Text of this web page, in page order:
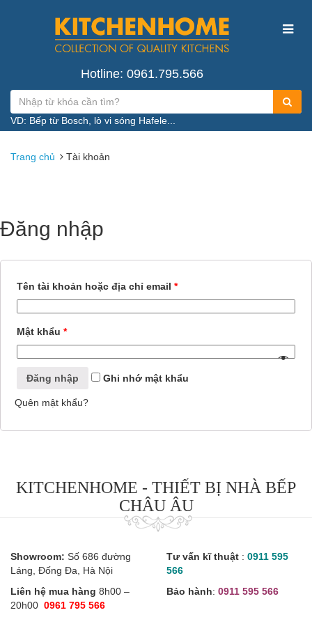
Hotline: 0961.795.566
VD: Bếp từ Bosch, lò vi sóng Hafele...
Trang chủ Tài khoản
Đăng nhập
Tên tài khoản hoặc địa chỉ email *
Mật khẩu *
Ghi nhớ mật khẩu
Quên mật khẩu?
KITCHENHOME - THIẾT BỊ NHÀ BẾP
CHÂU ÂU
Showroom: Số 686 đường
Láng, Đống Đa, Hà Nội
Liên hệ mua hàng 8h00 –
20h00 0961 795 566
Tư vấn kĩ thuật : 0911 595
566
Bảo hành: 0911 595 566